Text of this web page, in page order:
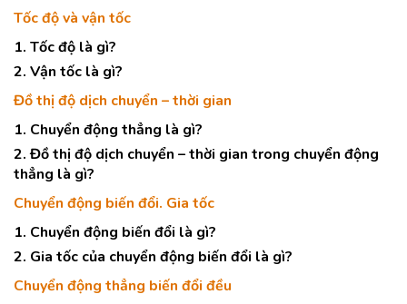
Tốc độ và vận tốc
1. Tốc độ là gì?
2. Vận tốc là gì?
Đồ thị độ dịch chuyển – thời gian
1. Chuyển động thẳng là gì?
2. Đồ thị độ dịch chuyển – thời gian trong chuyển động
thẳng là gì?
Chuyển động biến đổi. Gia tốc
1. Chuyển động biến đổi là gì?
2. Gia tốc của chuyển động biến đổi là gì?
Chuyển động thẳng biến đổi đều